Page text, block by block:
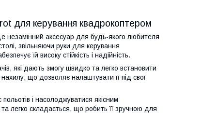
для керування квадрокоптером
незамінний аксесуар для будь-якого любителя
звільняючи руки для керування
їй високу стійкість і надійність.
які дають змогу швидко та легко встановити
що дозволяє налаштувати її під свої
і насолоджуватися якісним
легко складається, що робить її зручною для